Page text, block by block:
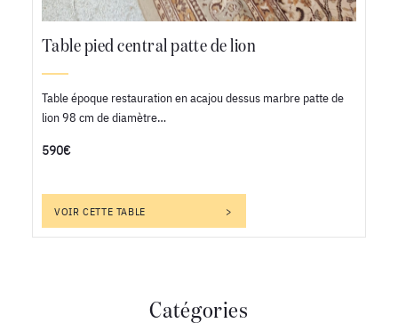
Table pied central patte de lion
Table époque restauration en acajou dessus marbre patte de
lion 98 cm de diamètre…
590€
VOIR CETTE TABLE
Catégories